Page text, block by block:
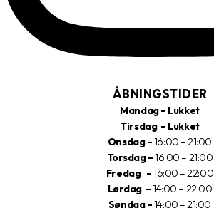
ÅBNINGSTIDER
Mandag – Lukket
Tirsdag – Lukket
Onsdag –16:00 – 21:00
Torsdag –16:00 – 21:00
Fredag –16:00 – 22:00
Lørdag –14:00 – 22:00
Søndag –14:00 – 21:00